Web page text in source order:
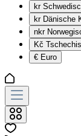
kr
kr Dänische
nkr
Kč
€ Euro